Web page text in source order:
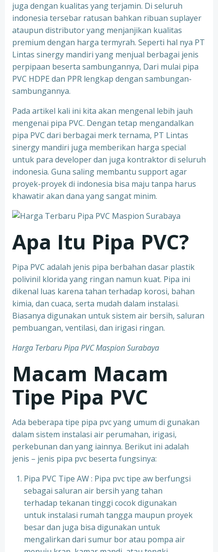
juga dengan kualitas yang terjamin. Di seluruh
indonesia tersebar ratusan bahkan ribuan suplayer
ataupun distributor yang menjanjikan kualitas
premium dengan harga termyrah. Seperti hal nya PT
Lintas sinergy mandiri yang menjual berbagai jenis
perpipaan beserta sambungannya, Dari mulai pipa
PVC HDPE dan PPR lengkap dengan sambungan-
sambungannya.
Pada artikel kali ini kita akan mengenal lebih jauh
mengenai pipa PVC. Dengan tetap mengandalkan
pipa PVC dari berbagai merk ternama, PT Lintas
sinergy mandiri juga memberikan harga special
untuk para developer dan juga kontraktor di seluruh
indonesia. Guna saling membantu support agar
proyek-proyek di indonesia bisa maju tanpa harus
khawatir akan dana yang sangat minim.
Apa Itu Pipa PVC?
Pipa PVC adalah jenis pipa berbahan dasar plastik
polivinil klorida yang ringan namun kuat. Pipa ini
dikenal luas karena tahan terhadap korosi, bahan
kimia, dan cuaca, serta mudah dalam instalasi.
Biasanya digunakan untuk sistem air bersih, saluran
pembuangan, ventilasi, dan irigasi ringan.
Harga Terbaru Pipa PVC Maspion Surabaya
Macam Macam
Tipe Pipa PVC
Ada beberapa tipe pipa pvc yang umum di gunakan
dalam sistem instalasi air perumahan, irigasi,
perkebunan dan yang iainnya. Berikut ini adalah
jenis – jenis pipa pvc beserta fungsinya:
Pipa PVC Tipe AW : Pipa pvc tipe aw berfungsi
sebagai saluran air bersih yang tahan
terhadap tekanan tinggi cocok digunakan
untuk instalasi rumah tangga maupun proyek
besar dan juga bisa digunakan untuk
mengalirkan dari sumur bor atau pompa air